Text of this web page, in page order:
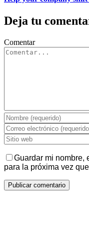
Deja tu
Comentar
Guardar mi nombre,
para la próxima vez